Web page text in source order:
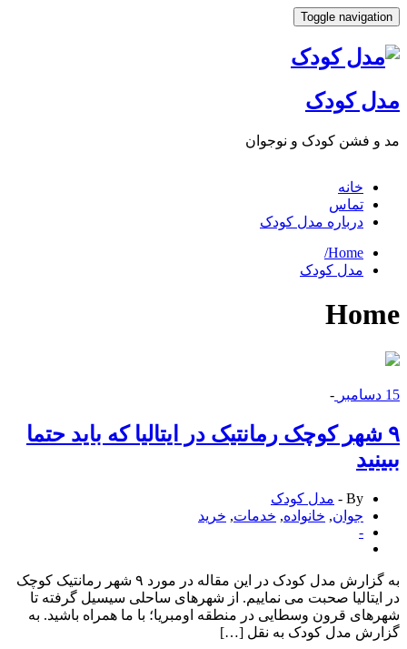
Toggle
کودک
فشن کودک و نوجوان
خانه
تماس
درباره مدل کودک
Home/
مدل کودک
-
شهر کوچک رمانتیک در ایتالیا که باید حتما
By -
مدل کودک
جوان,خانواده,خدمات,خرید
به گزارش مدل کودک در این مقاله در مورد ۹ شهر رمانتیک کوچک
صحبت می نماییم. از شهرهای ساحلی سیسیل گرفته تا
قرون وسطایی در منطقه اومبریا؛ با ما همراه باشید. به
مدل کودک به نقل […]